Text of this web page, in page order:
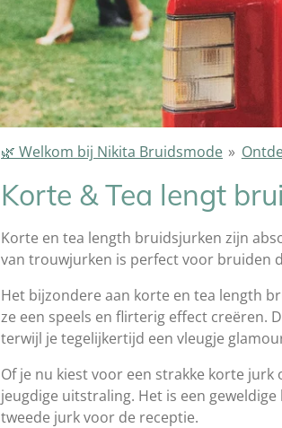
🌿 Welkom bij Nikita Bruidsmode »
Korte & Tea lengt
Korte en tea length bruidsjurken zijn
van trouwjurken is perfect voor bruiden
Het bijzondere aan korte en tea length
ze een speels en flirterig effect creëren.
terwijl je tegelijkertijd een vleugje
Of je nu kiest voor een strakke korte
jeugdige uitstraling. Het is een
tweede jurk voor de receptie.